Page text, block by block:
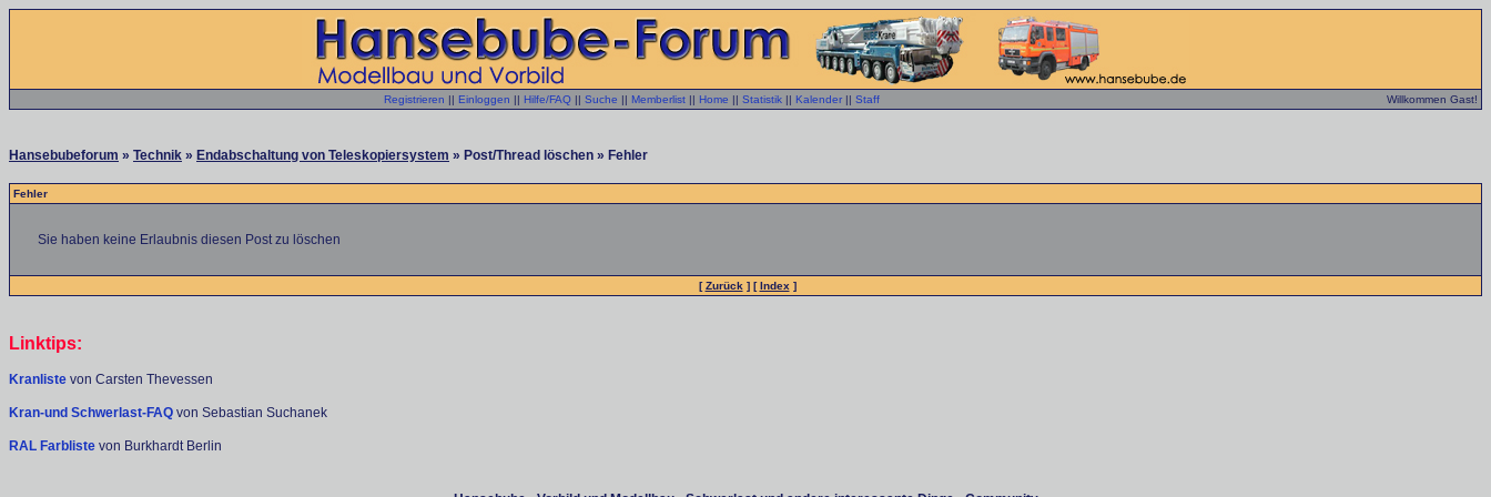
Registrieren || Einloggen || Hilfe/FAQ || Suche || Memberlist || Home || Statistik || Kalender || Staff Willkommen Gast!
Hansebubeforum » Technik » Endabschaltung von Teleskopiersystem » Post/Thread löschen » Fehler
Fehler
Sie haben keine Erlaubnis diesen Post zu löschen
[Zurück ] [Index ]
Linktips:
Kranliste von Carsten Thevessen
Kran-und Schwerlast-FAQ von Sebastian Suchanek
RAL Farbliste von Burkhardt Berlin